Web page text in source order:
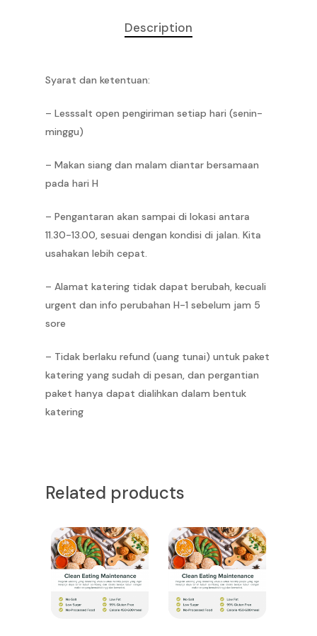
Description
Syarat dan ketentuan:
– Lesssalt open pengiriman setiap hari (senin-
minggu)
– Makan siang dan malam diantar bersamaan
pada hari H
– ‎Pengantaran akan sampai di lokasi antara
11.30-13.00, sesuai dengan kondisi di jalan. Kita
usahakan lebih cepat.
– Alamat katering tidak dapat berubah, kecuali
urgent dan info perubahan H-1 sebelum jam 5
sore
– ‎Tidak berlaku refund (uang tunai) untuk paket
katering yang sudah di pesan, dan pergantian
paket hanya dapat dialihkan dalam bentuk
katering
Related products
Home
Our Story
Pricelist
Pricelist Jakarta
Jakarta Detox
Jakarta High
Pricelist Surabaya
Pricelist Medan
FAQ
Jakarta
Medan
Contact Us
Article